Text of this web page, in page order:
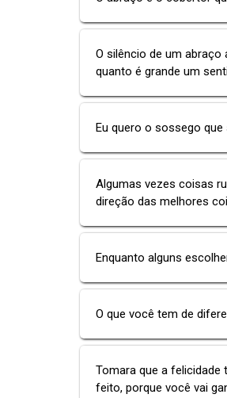
O silêncio de um abraço
quanto é grande um
Eu quero o sossego
Algumas vezes coisas
direção das melhores
Enquanto alguns
O que você tem de
Tomara que a felicidade
feito, porque você vai